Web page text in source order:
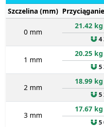
Szczelina (mm)
0 mm
21.42 kg
4
1 mm
20.25 kg
5
2 mm
18.99 kg
5
3 mm
17.67 kg
5